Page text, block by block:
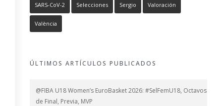
SARS-CoV-2 Selecciones Sergio Valoración
València
ÚLTIMOS ARTÍCULOS PUBLICADOS
@FIBA U18 Women’s EuroBasket 2026: #SelFemU18, Octavos
de Final, Previa, MVP